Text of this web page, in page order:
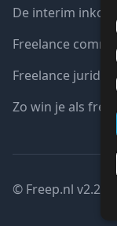
De interim
Freelance
Freelance
Zo win je als
© Freep.nl v2.2 :